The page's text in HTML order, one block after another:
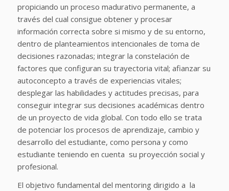
propiciando un proceso madurativo permanente, a
través del cual consigue obtener y procesar
información correcta sobre si mismo y de su entorno,
dentro de planteamientos intencionales de toma de
decisiones razonadas; integrar la constelación de
factores que configuran su trayectoria vital; afianzar su
autoconcepto a través de experiencias vitales;
desplegar las habilidades y actitudes precisas, para
conseguir integrar sus decisiones académicas dentro
de un proyecto de vida global. Con todo ello se trata
de potenciar los procesos de aprendizaje, cambio y
desarrollo del estudiante, como persona y como
estudiante teniendo en cuenta su proyección social y
profesional.
El objetivo fundamental del mentoring dirigido a la